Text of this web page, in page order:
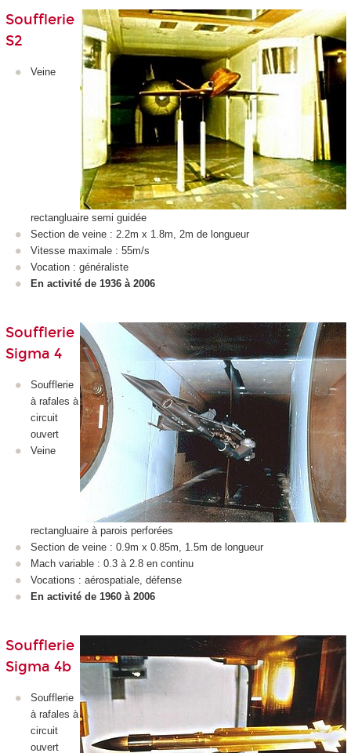
Soufflerie
S2
Veine
rectangluaire semi guidée
Section de veine : 2.2m x 1.8m, 2m de longueur
Vitesse maximale : 55m/s
Vocation : généraliste
En activité de 1936 à 2006
Soufflerie
Sigma 4
Soufflerie
à rafales à
circuit
ouvert
Veine
rectangluaire à parois perforées
Section de veine : 0.9m x 0.85m, 1.5m de longueur
Mach variable : 0.3 à 2.8 en continu
Vocations : aérospatiale, défense
En activité de 1960 à 2006
Soufflerie
Sigma 4b
Soufflerie
à rafales à
circuit
ouvert